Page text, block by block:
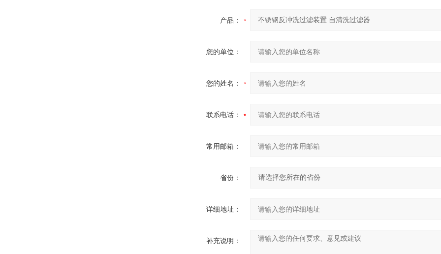
产品：
您的单位：
您的姓名：
联系电话：
常用邮箱：
省份：
详细地址：
补充说明：